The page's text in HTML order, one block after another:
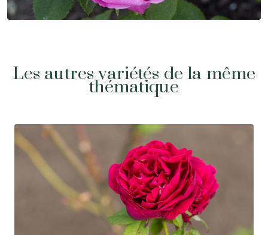
Les autres variétés de la même
thématique